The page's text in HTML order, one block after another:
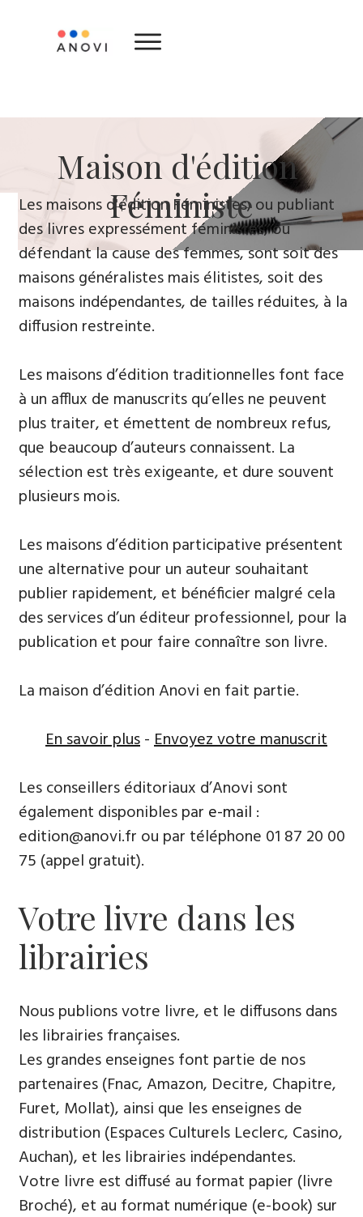
​Maison d'édition ​
Féministe
Le​s maisons d'édition Féministes, ou publiant
des livres expressément féministes, ou
défendant la cause des femmes, sont soit des
maisons généralistes mais élitistes, soit des
maisons indépendantes, de tailles réduites, à la
diffusion restreinte.
Les maisons d’édition traditionnelles font face
à un afflux de manuscrits qu’elles ne peuvent
plus traiter, et émettent de nombreux refus,
que beaucoup d’auteurs connaissent. La
sélection est très exigeante, et dure souvent
plusieurs mois.
Les maisons d’édition participative présentent
une alternative pour un auteur souhaitant
publier rapidement, et bénéficier malgré cela
des services d’un éditeur professionnel, pour la
publication et pour faire connaître son livre.
La maison d’édition Anovi en fait partie.
En savoir plus-Envoyez votre manuscrit
Les conseillers éditoriaux d’Anovi sont
également disponibles par e-mail :
edition@anovi.fr ou par téléphone ​​0​1 87 20 00
75 (appel gratuit).
Votre livre dans les
librairies
Nous publions votre livre, et le diffusons dans
les librairies françaises​.
Les grandes enseignes font partie de nos
partenaires (Fnac, Amazon, Decitre, Chapitre,
Furet, Mollat), ainsi que les enseignes de
distribution (Espaces Culturels Leclerc, Casino,
Auchan), et les librairies indépendantes.
Votre livre est diffusé au format papier (livre
Broché), et au format numérique (e-book) sur